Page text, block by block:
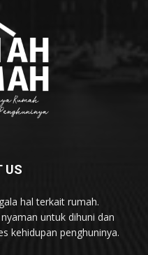
US
hal terkait rumah.
untuk dihuni dan
kehidupan penghuninya.